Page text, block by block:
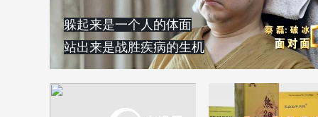
躲起来是一个人的体面
站出来是战胜疾病的生机